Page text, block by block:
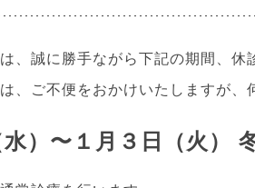
、誠に勝手ながら下記の期間、休
、ご不便をおかけいたしますが
）〜１月３日（火）